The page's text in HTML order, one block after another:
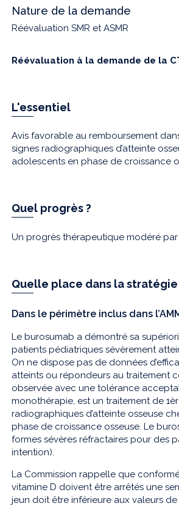
Nature de la demande
Réévaluation SMR et ASMR
Réévaluation à la demande de la
L'essentiel
Avis favorable au remboursement
signes radiographiques d’atteinte
adolescents en phase de croissance
Quel progrès ?
Un progrès thérapeutique modéré
Quelle place dans la
Dans le périmètre inclus dans
Le burosumab a démontré sa
patients pédiatriques sévèrement
On ne dispose pas de données
atteints ou répondeurs au traitement
observée avec une tolérance
monothérapie, est un traitement de
radiographiques d’atteinte osseuse
phase de croissance osseuse. Le
formes sévères réfractaires pour des
intention).
La Commission rappelle que
vitamine D doivent être arrêtés une
jeun doit être inférieure aux valeurs